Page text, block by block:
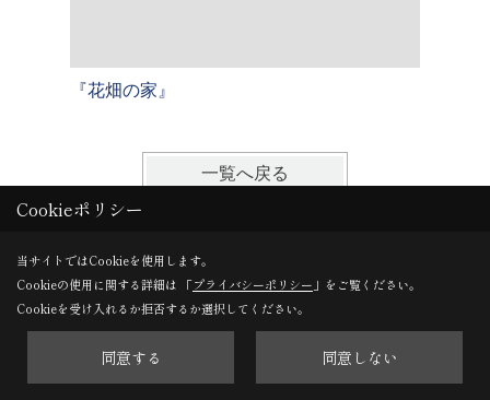
『花畑の家』
一覧へ戻る
一覧
Cookieポリシー
当サイトではCookieを使用します。
Cookieの使用に関する詳細は 「プライバシーポリシー 」をご覧ください。
Cookieを受け入れるか拒否するか選択してください。
同意する 同意しない